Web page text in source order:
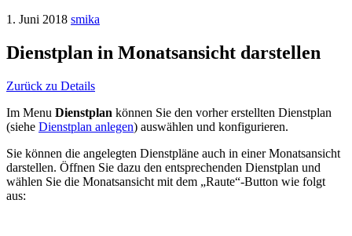
1. Juni 2018 smika
Dienstplan in Monatsansicht darstellen
Zurück zu Details
Im Menu Dienstplan können Sie den vorher erstellten Dienstplan
(siehe Dienstplan anlegen) auswählen und konfigurieren.
Sie können die angelegten Dienstpläne auch in einer Monatsansicht
darstellen. Öffnen Sie dazu den entsprechenden Dienstplan und
wählen Sie die Monatsansicht mit dem „Raute“-Button wie folgt
aus: